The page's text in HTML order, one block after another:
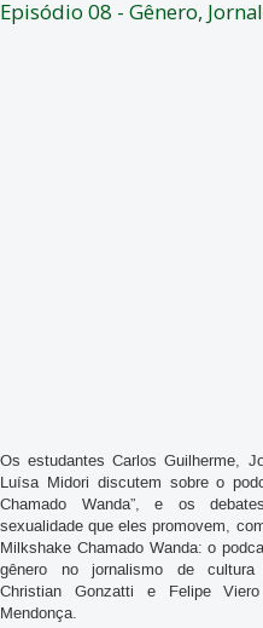
Episódio 08 - Gênero,
Os estudantes Carlos Guilherme,
Luísa Midori discutem sobre o
Chamado Wanda”, e os
sexualidade que eles promovem,
Milkshake Chamado Wanda: o
gênero no jornalismo de
Christian Gonzatti e Felipe
Mendonça.